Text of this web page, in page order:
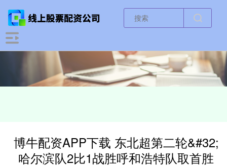
博牛配资APP下载 东北超第二轮&#32;
哈尔滨队2比1战胜呼和浩特队取首胜